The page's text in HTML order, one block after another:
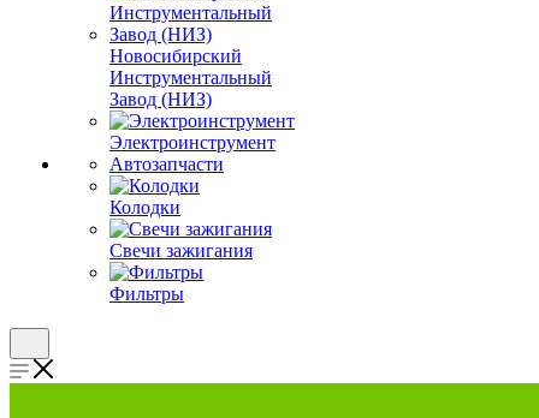
Новосибирский
Инструментальный
Завод (НИЗ)
Электроинструмент
Автозапчасти
Колодки
Свечи зажигания
Фильтры